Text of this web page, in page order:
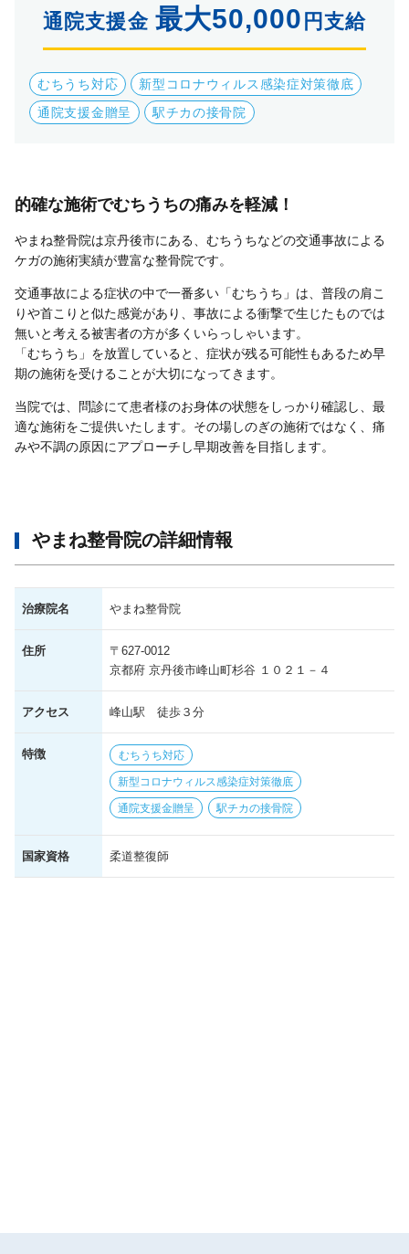
通院支援金 最大50,000 円支給
むちうち対応
新型コロナウィルス感染症対策徹底
通院支援金贈呈
駅チカの接骨院
的確な施術でむちうちの痛みを軽減！
やまね整骨院は京丹後市にある、むちうちなどの交通事故による
ケガの施術実績が豊富な整骨院です。
交通事故による症状の中で一番多い「むちうち」は、普段の肩こ
りや首こりと似た感覚があり、事故による衝撃で生じたものでは
無いと考える被害者の方が多くいらっしゃいます。
「むちうち」を放置していると、症状が残る可能性もあるため早
期の施術を受けることが大切になってきます。
当院では、問診にて患者様のお身体の状態をしっかり確認し、最
適な施術をご提供いたします。その場しのぎの施術ではなく、痛
みや不調の原因にアプローチし早期改善を目指します。
やまね整骨院の詳細情報
治療院名 やまね整骨院
住所
〒627-0012
京都府 京丹後市峰山町杉谷 １０２１－４
アクセス 峰山駅 徒歩３分
特徴 むちうち対応
新型コロナウィルス感染症対策徹底
通院支援金贈呈 駅チカの接骨院
国家資格 柔道整復師